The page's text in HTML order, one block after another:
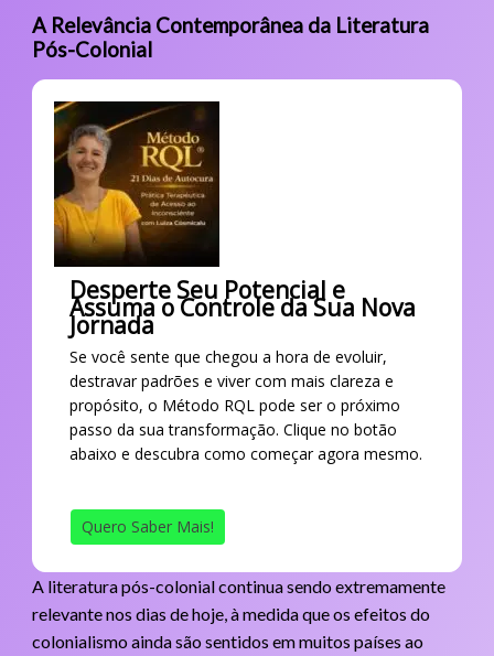
A Relevância Contemporânea da Literatura
Pós-Colonial
Desperte Seu Potencial e
Assuma o Controle da Sua Nova
Jornada
Se você sente que chegou a hora de evoluir,
destravar padrões e viver com mais clareza e
propósito, o Método RQL pode ser o próximo
passo da sua transformação. Clique no botão
abaixo e descubra como começar agora mesmo.
Quero Saber Mais!
A literatura pós-colonial continua sendo extremamente
relevante nos dias de hoje, à medida que os efeitos do
colonialismo ainda são sentidos em muitos países ao